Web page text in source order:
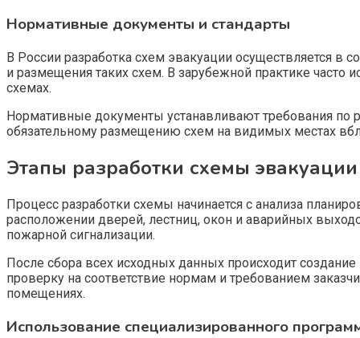
Нормативные документы и стандарты
В России разработка схем эвакуации осуществляется в
и размещения таких схем. В зарубежной практике часто
схемах.
Нормативные документы устанавливают требования по
обязательному размещению схем на видимых местах
Этапы разработки схемы эвакуации
Процесс разработки схемы начинается с анализа
расположении дверей, лестниц, окон и аварийных
пожарной сигнализации.
После сбора всех исходных данных происходит
проверку на соответствие нормам и требованием
помещениях.
Использование специализированного